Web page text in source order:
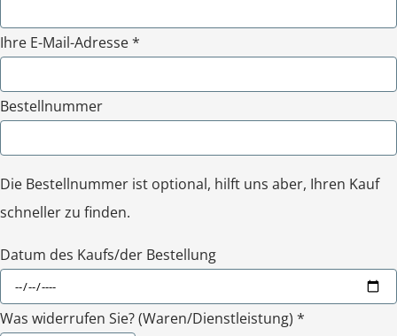
Ihre E-Mail-Adresse *
Bestellnummer
Die Bestellnummer ist optional, hilft uns aber, Ihren Kauf
schneller zu finden.
Datum des Kaufs/der Bestellung
Was widerrufen Sie? (Waren/Dienstleistung) *